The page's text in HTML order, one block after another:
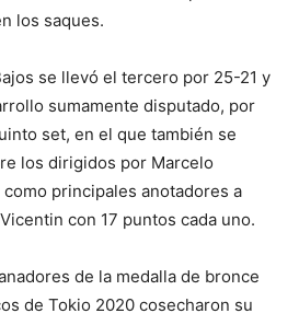
los saques.
se llevó el tercero por 25-21 y
sumamente disputado, por
set, en el que también se
los dirigidos por Marcelo
principales anotadores a
con 17 puntos cada uno.
de la medalla de bronce
de Tokio 2020 cosecharon su